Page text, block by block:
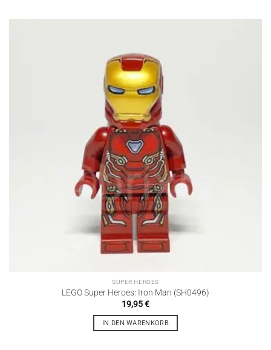
SUPER HEROES
LEGO Super Heroes: Iron Man (SH0496)
19,95€
IN DEN WARENKORB